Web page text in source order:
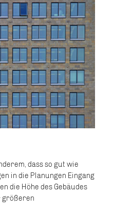
dass so gut wie
in die Planungen Eingang
die Höhe des Gebäudes
größeren